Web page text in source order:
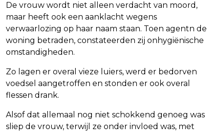
De vrouw wordt niet alleen verdacht van moord,
maar heeft ook een aanklacht wegens
verwaarlozing op haar naam staan. Toen agentn de
woning betraden, constateerden zij onhygiënische
omstandigheden.
Zo lagen er overal vieze luiers, werd er bedorven
voedsel aangetroffen en stonden er ook overal
flessen drank.
Alsof dat allemaal nog niet schokkend genoeg was
sliep de vrouw, terwijl ze onder invloed was, met